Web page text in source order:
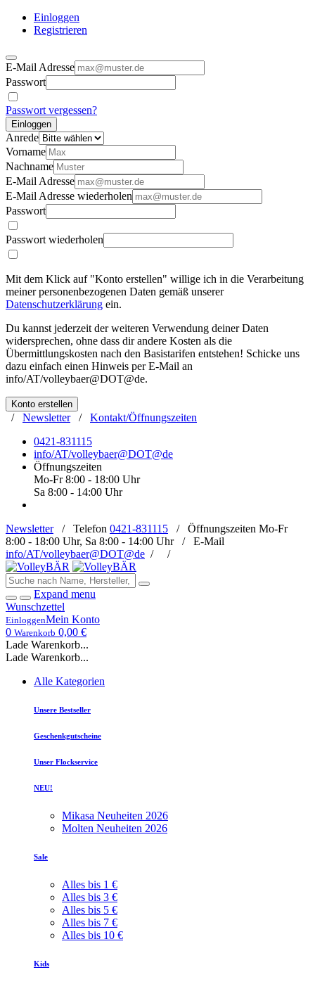
Einloggen
Registrieren
E-Mail Adresse
Passwort
Passwort vergessen?
Einloggen
Anrede
Vorname
Nachname
E-Mail Adresse
E-Mail Adresse wiederholen
Passwort
Passwort wiederholen
Mit dem Klick auf "Konto erstellen" willige ich in die Verarbeitung
meiner personenbezogenen Daten gemäß unserer
Datenschutzerklärung ein.
Du kannst jederzeit der weiteren Verwendung deiner Daten
widersprechen, ohne dass dir andere Kosten als die
Übermittlungskosten nach den Basistarifen entstehen! Schicke uns
dazu einfach einen Hinweis per E-Mail an
info/AT/volleybaer@DOT@de.
Konto erstellen
/ Newsletter/ Kontakt/Öffnungszeiten
0421-831115
info/AT/volleybaer@DOT@de
Öffnungszeiten
Mo-Fr 8:00 - 18:00 Uhr
Sa 8:00 - 14:00 Uhr
Newsletter/ Telefon 0421-831115 / Öffnungszeiten Mo-Fr
8:00 - 18:00 Uhr, Sa 8:00 - 14:00 Uhr / E-Mail
info/AT/volleybaer@DOT@de / /
Expand menu
Wunschzettel
EinloggenMein Konto
0 Warenkorb 0,00 €
Lade Warenkorb...
Lade Warenkorb...
Alle Kategorien
Unsere Bestseller
Geschenkgutscheine
Unser Flockservice
NEU!
Mikasa Neuheiten 2026
Molten Neuheiten 2026
Sale
Alles bis 1 €
Alles bis 3 €
Alles bis 5 €
Alles bis 7 €
Alles bis 10 €
Kids